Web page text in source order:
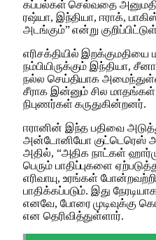
கப்பல்கள் செல்வதை
ரஷ்யா, இந்தியா, ஈராக்,
அடங்கும்” என்று
எரிசக்தியில் இறக்குமதியை
நம்பியிருக்கும் இந்தியா,
நல்ல செய்தியாக
சீராக இன்னும் சில
நிபுணர்கள் கருதுகின்றனர்.
ஈரானின் இந்த பதிவை
அன்டோனியோ குட்டெரெஸ்
அதில், “அதிக நாட்கள்
பெரும் பாதிப்புகளை
எரிவாயு, உரங்கள்
பாதிக்கப்படும். இது
எனவே, போரை முடிவுக்கு
என தெரிவித்துள்ளார்.